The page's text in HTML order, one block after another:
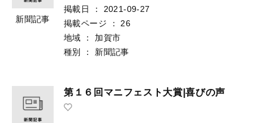
新聞記事
掲載日
：
2021-09-27
掲載ページ
：
26
地域
：
加賀市
種別
： 新聞記事
第１６回マニフェスト大賞|喜びの声